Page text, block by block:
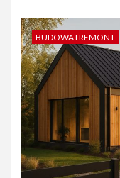
BUDOWA I REMONT